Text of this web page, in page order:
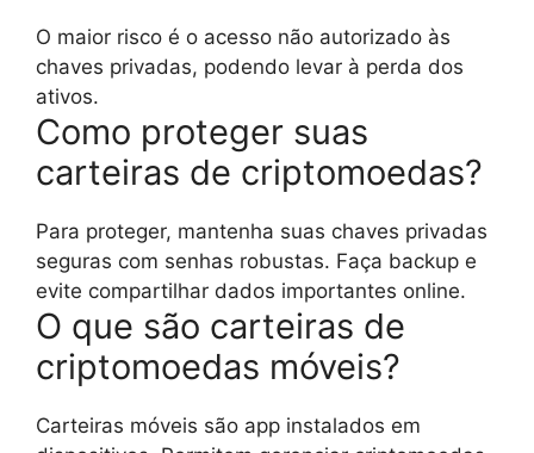
O maior risco é o acesso não autorizado às
chaves privadas, podendo levar à perda dos
ativos.
Como proteger suas
carteiras de criptomoedas?
Para proteger, mantenha suas chaves privadas
seguras com senhas robustas. Faça backup e
evite compartilhar dados importantes online.
O que são carteiras de
criptomoedas móveis?
Carteiras móveis são app instalados em